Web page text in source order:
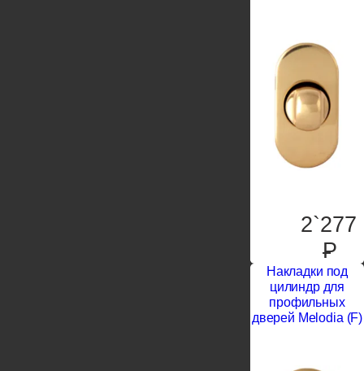
2`277
P
Накладки под
цилиндр для
профильных
дверей Melodia (F)